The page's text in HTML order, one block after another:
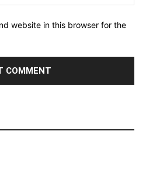
website in this browser for the